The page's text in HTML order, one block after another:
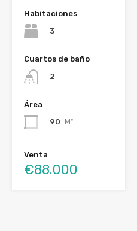
Habitaciones
3
Cuartos de baño
2
Área
90 M²
Venta
€88.000